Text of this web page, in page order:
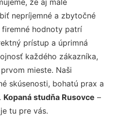
že aj malé
nepríjemné a zbytočné
hodnoty patrí
prístup a úprimná
každého zákazníka,
mieste. Naši
skúsenosti, bohatú prax a
Kopaná studňa Rusovce –
tu pre vás.